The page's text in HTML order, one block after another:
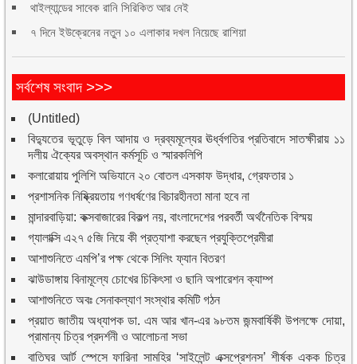
থাইল্যান্ডের সাবেক রানি সিরিকিত আর নেই
৭ দিনে ইউক্রেনের নতুন ১০ এলাকার দখল নিয়েছে রাশিয়া
সর্বশেষ সংবাদ >>>
(Untitled)
বিদ্যুতের ভূতুড়ে বিল আদায় ও দ্রব্যমূল্যের ঊর্ধ্বগতির প্রতিবাদে সাতক্ষীরায় ১১
দলীয় ঐক্যের অবস্থান কর্মসূচি ও স্মারকলিপি
কলারোয়ায় পুলিশি অভিযানে ২০ বোতল এসকাফ উদ্ধার, গ্রেফতার ১
প্রশাসনিক নিষ্ক্রিয়তায় গণধর্ষণের বিচারহীনতা মানা হবে না
মান্দারবাড়িয়া: কক্সবাজারের বিকল্প নয়, বাংলাদেশের পরবর্তী অর্থনৈতিক বিস্ময়
গ্যালাক্সি এ২৭ ৫জি নিয়ে কী প্রত্যাশা করছেন প্রযুক্তিপ্রেমীরা
আশাশুনিতে এমপি’র পক্ষ থেকে সিলিং ফ্যান বিতরণ
ঝাউডাঙ্গায় বিনামূল্যে চোখের চিকিৎসা ও ছানি অপারেশন ক্যাম্প
আশাশুনিতে অবঃ সেনাকল্যাণ সংস্থার কমিটি গঠন
প্রয়াত জাতীয় অধ্যাপক ডা. এম আর খান-এর ৯৮তম জন্মবার্ষিকী উপলক্ষে দোয়া,
প্রামান্য চিত্র প্রদর্শনী ও আলোচনা সভা
বাতিঘর আর্ট স্পেসে ফারিনা সামহির ‘সাইলেন্ট এক্সপ্রেশনস’ শীর্ষক একক চিত্র